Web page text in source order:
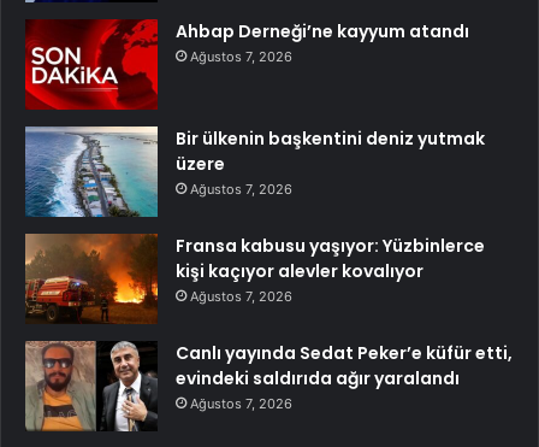
Ahbap Derneği’ne kayyum atandı
Ağustos 7, 2026
Bir ülkenin başkentini deniz yutmak
üzere
Ağustos 7, 2026
Fransa kabusu yaşıyor: Yüzbinlerce
kişi kaçıyor alevler kovalıyor
Ağustos 7, 2026
Canlı yayında Sedat Peker’e küfür etti,
evindeki saldırıda ağır yaralandı
Ağustos 7, 2026